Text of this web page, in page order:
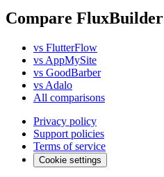
Compare FluxBuilder
vs FlutterFlow
vs AppMySite
vs GoodBarber
vs Adalo
All comparisons
Privacy policy
Support policies
Terms of service
Cookie settings